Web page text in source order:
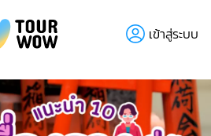
เข้าสู่ระบบ